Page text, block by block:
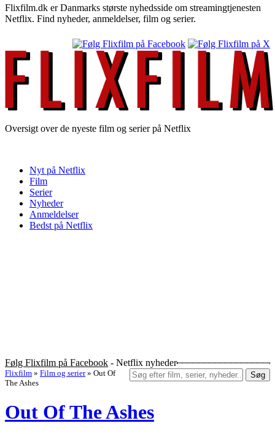
Flixfilm.dk er Danmarks største nyhedsside om streamingtjenesten
Netflix. Find nyheder, anmeldelser, film og serier.
Oversigt over de nyeste film og serier på Netflix
Nyt på Netflix
Film
Serier
Nyheder
Anmeldelser
Bedst på Netflix
Følg Flixfilm på Facebook - Netflix nyheder
Søg
Flixfilm » Film og serier » Out Of
The Ashes
Out Of The Ashes